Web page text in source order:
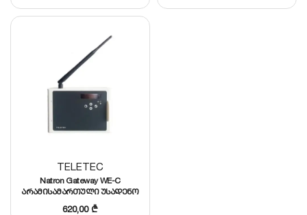
TELETEC
Natron Gateway WE-C
არამისამართული უსადენო
მიმღები
620,00₾